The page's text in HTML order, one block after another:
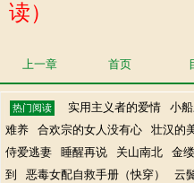
读）
上一章 首页
热门阅读 实用主义者的爱情 小
难养
合欢宗的女人没有心 壮汉的
侍爱逃妻
睡醒再说 关山南北 金
到
恶毒女配自救手册（快穿） 云